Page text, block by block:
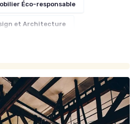
Éco-responsable
et Architecture
Urbain Durable